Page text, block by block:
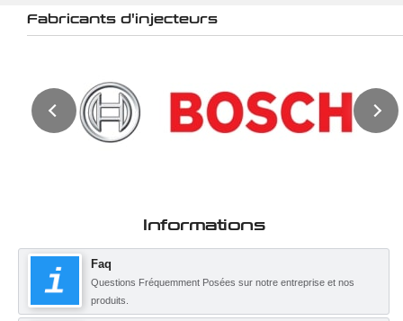
Fabricants d'injecteurs
Informations
Faq
Questions Fréquemment Posées sur notre entreprise et nos
produits.